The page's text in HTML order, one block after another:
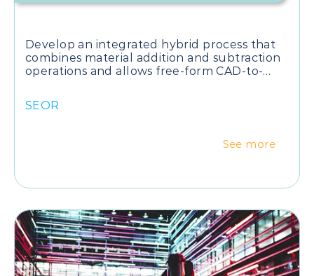
Develop an integrated hybrid process that
combines material addition and subtraction
operations and allows free-form CAD-to-
TPRF.
SEOR
See more